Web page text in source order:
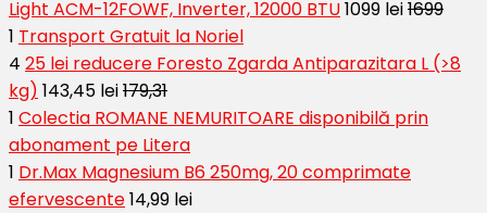
Light ACM-12FOWF, Inverter, 12000 BTU1099 lei1699
1 Transport Gratuit la Noriel
4 25 lei reducere Foresto Zgarda Antiparazitara L (>8
kg) 143,45 lei179,31
1 Colectia ROMANE NEMURITOARE disponibilă prin
abonament pe Litera
1 Dr.Max Magnesium B6 250mg, 20 comprimate
efervescente14,99 lei